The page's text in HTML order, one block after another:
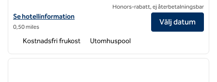
Visa hotelluppgifter för Home2 Suites by Hilton Charlotte Uptown
Se hotellinformation
0,50 miles
Honors-rabatt, ej återbetalningsbar
Välj datum
Kostnadsfri frukost Utomhuspool
1 av 12
nästa